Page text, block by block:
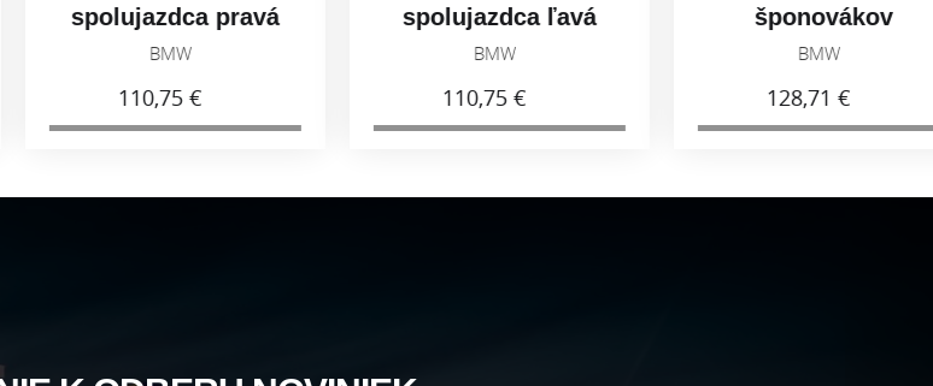
spolujazdca pravá
77258405004
110,75 €
spolujazdca ľavá
77258405003
110,75 €
šponovákov
reťaze
128,71 €